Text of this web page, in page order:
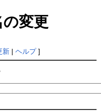
変更
新| ヘルプ]